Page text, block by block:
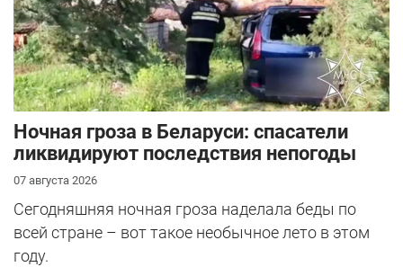
Ночная гроза в Беларуси: спасатели
ликвидируют последствия непогоды
07 августа 2026
Сегодняшняя ночная гроза наделала беды по
всей стране – вот такое необычное лето в этом
году.